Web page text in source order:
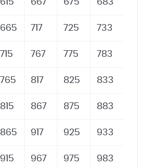
615 667 675 683
665 717 725 733
715 767 775 783
765 817 825 833
815 867 875 883
865 917 925 933
915 967 975 983